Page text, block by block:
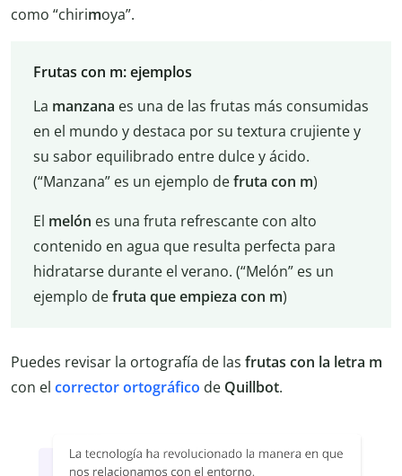
como “chirimoya”.
Frutas con m: ejemplos
La manzana es una de las frutas más consumidas
en el mundo y destaca por su textura crujiente y
su sabor equilibrado entre dulce y ácido.
(“Manzana” es un ejemplo defruta con m)
El melón es una fruta refrescante con alto
contenido en agua que resulta perfecta para
hidratarse durante el verano. (“Melón” es un
ejemplo defruta que empieza con m)
Puedes revisar la ortografía de las frutas con la letra m
con el corrector ortográfico de Quillbot.